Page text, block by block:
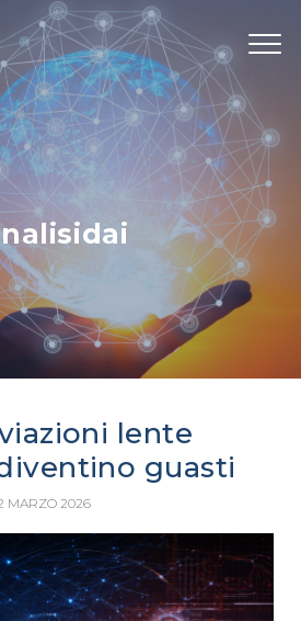
lente
guasti
MARZO 2026